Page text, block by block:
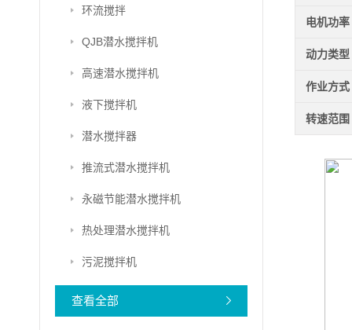
环流搅拌
QJB潜水搅拌机
高速潜水搅拌机
液下搅拌机
潜水搅拌器
推流式潜水搅拌机
永磁节能潜水搅拌机
热处理潜水搅拌机
污泥搅拌机
查看全部
电机功率
动力类型
作业方式
转速范围